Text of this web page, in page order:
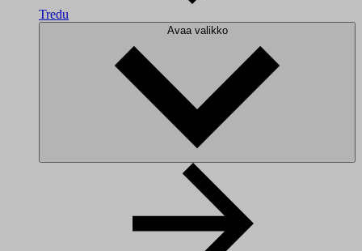
Tredu
Avaa valikko